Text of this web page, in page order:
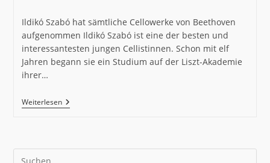
Ildikó Szabó hat sämtliche Cellowerke von Beethoven
aufgenommen Ildikó Szabó ist eine der besten und
interessantesten jungen Cellistinnen. Schon mit elf
Jahren begann sie ein Studium auf der Liszt-Akademie
ihrer…
WeiterlesenGeht
Nicht